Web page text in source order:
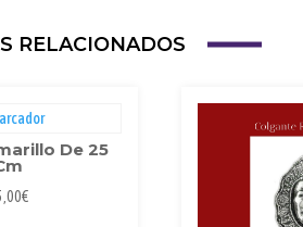
RELACIONADOS
De 25
€